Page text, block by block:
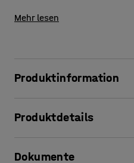
Mehr lesen
Produktinformation
Handlauf wird ganz
Produktdetails
Empfohlene Anzahl von
Dokumente